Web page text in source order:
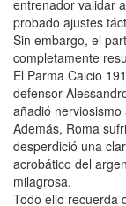
entrenador validar
probado ajustes
Sin embargo, el
completamente
El Parma Calcio
defensor
añadió
Además, Roma
desperdició una
acrobático del
milagrosa.
Todo ello recuerda